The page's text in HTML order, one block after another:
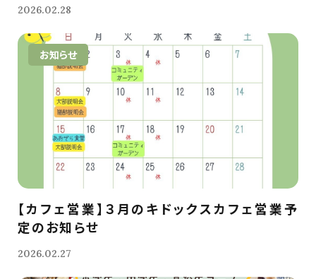
2026.02.28
お知らせ
【カフェ営業】３月のキドックスカフェ営業予
定のお知らせ
2026.02.27